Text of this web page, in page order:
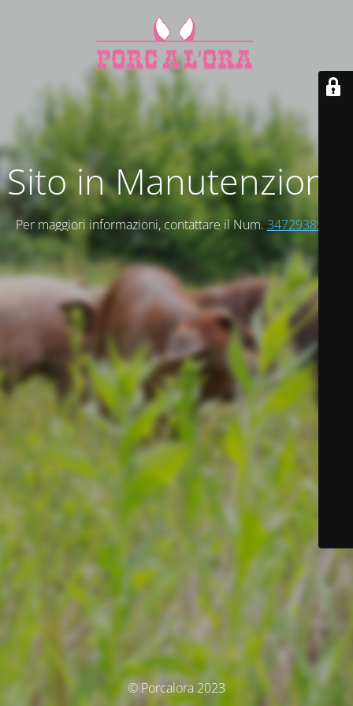
Sito in Manutenzione
Per maggiori informazioni, contattare il Num. 3472938947
© Porcalora 2023